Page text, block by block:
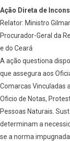
Ação Direta de
Relator: Ministro
Procurador-Geral da
e do Ceará
A ação questiona
que assegura aos
Comarcas Vinculadas
Oficio de Notas,
Pessoas Naturais.
determinam a
se a norma